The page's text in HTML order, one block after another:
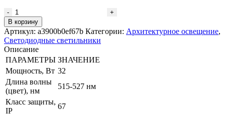
Количество
товара
Светодиодный
светильник
VRN-
AR60-
32-
AGK67-
U
В корзину
Артикул: a3900b0ef67b Категории: Архитектурное освещение,
Светодиодные светильники
Описание
ПАРАМЕТРЫ ЗНАЧЕНИЕ
Мощность, Вт 32
Длина волны
(цвет), нм
515-527 нм
Класс защиты,
IP
67